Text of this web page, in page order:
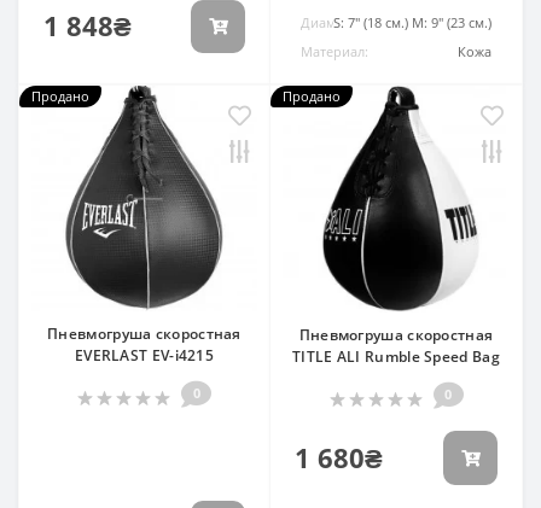
1 848₴ Диаметр:S: 7" (18 см.) M: 9" (23 см.)
Материал:
Кожа
Продано
Пневмогруша скоростная
EVERLAST EV-i4215
0
Продано
Пневмогруша скоростная
TITLE ALI Rumble Speed Bag
0
1 680₴